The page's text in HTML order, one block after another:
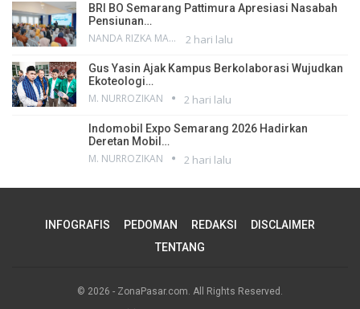
BRI BO Semarang Pattimura Apresiasi Nasabah
Pensiunan…
NANDA RIZKA MAHENDRA 2 hari lalu
Gus Yasin Ajak Kampus Berkolaborasi Wujudkan
Ekoteologi…
M. NURROZIKAN 2 hari lalu
Indomobil Expo Semarang 2026 Hadirkan
Deretan Mobil…
M. NURROZIKAN 2 hari lalu
INFOGRAFIS PEDOMAN REDAKSI
DISCLAIMER
TENTANG
© 2026 - ZonaPasar.com. All Rights Reserved.